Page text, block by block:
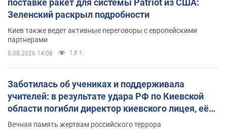
Зеленский раскрыл подробности
Киев также ведет активные переговоры с европейскими
партнерами
8.08.2026 14:08 1,8 т.
Заботилась об учениках и поддерживала
учителей: в результате удара РФ по Киевской
области погибли директор киевского лицея, её
муж и внук
Вечная память жертвам российского террора